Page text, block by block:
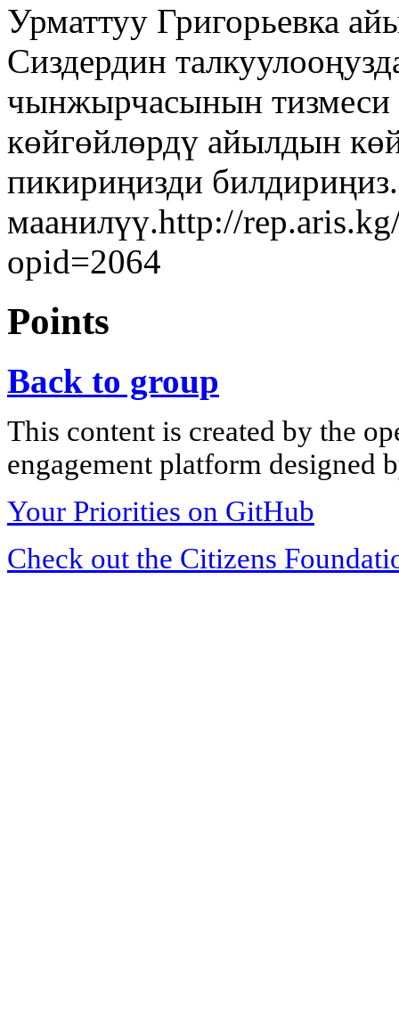
Урматтуу Григорьевка
Сиздердин
чынжырчасынын тизмеси
көйгөйлөрдү айылдын
пикириңизди
маанилүү.http://
opid=2064
Points
Back to group
This content is created by the
engagement platform designed
Your Priorities on GitHub
Check out the Citizens